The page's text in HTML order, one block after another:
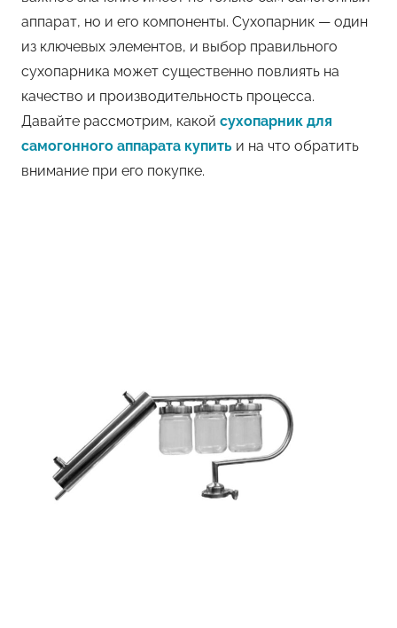
аппарат, но и его компоненты. Сухопарник — один
из ключевых элементов, и выбор правильного
сухопарника может существенно повлиять на
качество и производительность процесса.
Давайте рассмотрим, какой сухопарник для
самогонного аппарата купить и на что обратить
внимание при его покупке.